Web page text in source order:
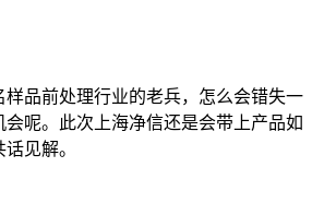
品前处理行业的老兵，怎么会错失一
呢。此次上海净信还是会带上产品如
见解。